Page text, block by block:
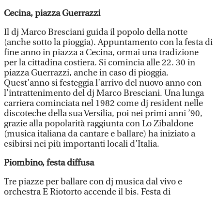
Cecina, piazza Guerrazzi
Il dj Marco Bresciani guida il popolo della notte
(anche sotto la pioggia). Appuntamento con la festa di
fine anno in piazza a Cecina, ormai una tradizione
per la cittadina costiera. Si comincia alle 22. 30 in
piazza Guerrazzi, anche in caso di pioggia.
Quest’anno si festeggia l’arrivo del nuovo anno con
l’intrattenimento del dj Marco Bresciani. Una lunga
carriera cominciata nel 1982 come dj resident nelle
discoteche della sua Versilia, poi nei primi anni ’90,
grazie alla popolarità raggiunta con Lo Zibaldone
(musica italiana da cantare e ballare) ha iniziato a
esibirsi nei più importanti locali d’Italia.
Piombino, festa diffusa
Tre piazze per ballare con dj musica dal vivo e
orchestra E Riotorto accende il bis. Festa di